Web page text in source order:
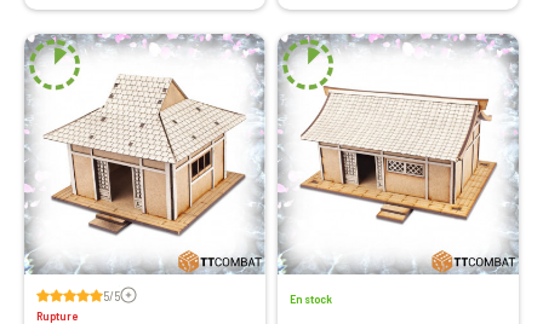
5/5Voir les avis
Rupture
En stock